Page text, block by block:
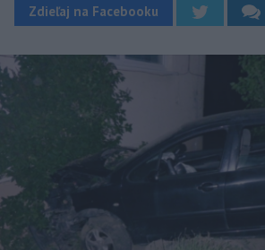
Zdieľaj na Facebooku